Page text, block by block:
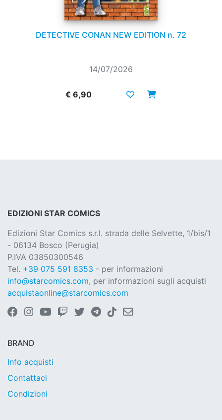
DETECTIVE CONAN NEW EDITION n. 72
14/07/2026
€ 6,90
EDIZIONI STAR COMICS
Edizioni Star Comics s.r.l. strada delle Selvette, 1/bis/1
- 06134 Bosco (Perugia)
P.IVA 03850300546
Tel. +39 075 591 8353 - per informazioni
info@starcomics.com, per informazioni sugli acquisti
acquistaonline@starcomics.com
BRAND
Info acquisti
Contattaci
Condizioni